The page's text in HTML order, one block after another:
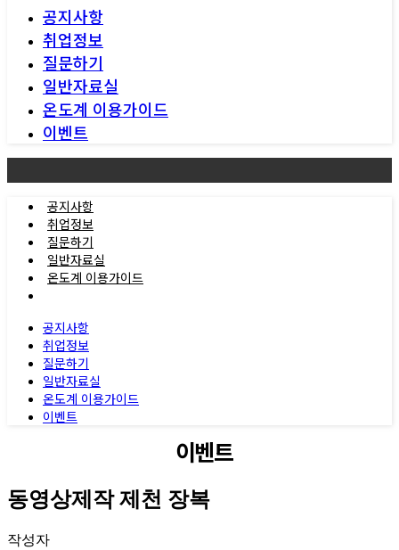
공지사항
취업정보
질문하기
일반자료실
온도계 이용가이드
이벤트
공지사항
취업정보
질문하기
일반자료실
온도계 이용가이드
공지사항
취업정보
질문하기
일반자료실
온도계 이용가이드
이벤트
이벤트
동영상제작 제천 장복
작성자